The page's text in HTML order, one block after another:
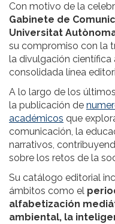
Con motivo de la
Gabinete de
Universitat
su compromiso con la
la divulgación científica
consolidada línea
A lo largo de los
la publicación de
académicos que
comunicación, la
narrativos,
sobre los retos de la
Su catálogo editorial
ámbitos como el
alfabetización
ambiental, la